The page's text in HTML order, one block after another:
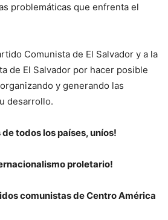
problemáticas que enfrenta el
Comunista de El Salvador y a la
de El Salvador por hacer posible
y generando las
desarrollo.
de todos los países, uníos!
proletario!
comunistas de Centro América